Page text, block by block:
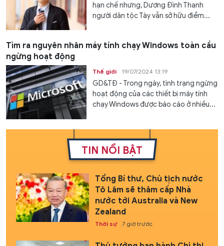
hạn chế nhưng, Dương Đình Thanh
người dân tộc Tày vẫn sở hữu điểm...
Tìm ra nguyên nhân máy tính chạy Windows toàn cầu
ngừng hoạt động
Thế giới 19/07/2024 13:19
GD&TĐ - Trong ngày, tình trạng ngừng
hoạt động của các thiết bị máy tính
chạy Windows được báo cáo ở nhiều...
TIN NỔI BẬT
Tổng Bí thư, Chủ tịch nước
Tô Lâm sẽ thăm cấp Nhà
nước tới Australia và New
Zealand
Thời sự 7 giờ trước